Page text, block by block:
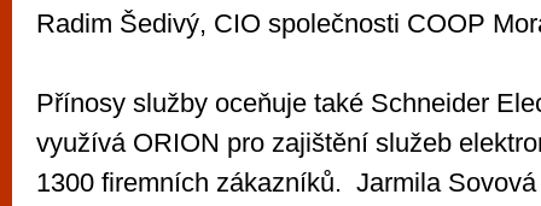
Radim Šedivý, CIO společnosti COOP
Přínosy služby oceňuje také Schneider
využívá ORION pro zajištění služeb
1300 firemních zákazníků. Jarmila